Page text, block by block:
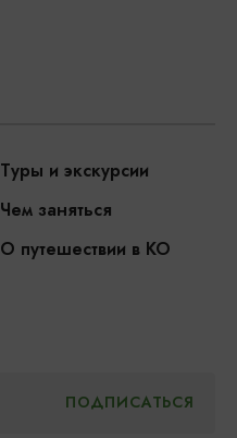
Туры и экскурсии
Чем заняться
О путешествии в КО